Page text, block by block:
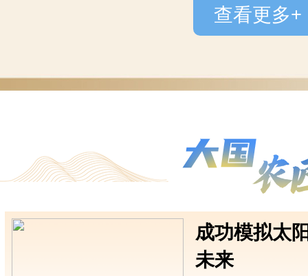
查看更多+
成功模拟太
未来